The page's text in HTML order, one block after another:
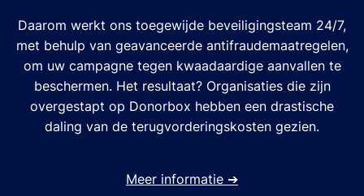
Daarom werkt ons toegewijde beveiligingsteam 24/7,
met behulp van geavanceerde antifraudemaatregelen,
om uw campagne tegen kwaadaardige aanvallen te
beschermen. Het resultaat? Organisaties die zijn
overgestapt op Donorbox hebben een drastische
daling van de terugvorderingskosten gezien.
Meer informatie ➔